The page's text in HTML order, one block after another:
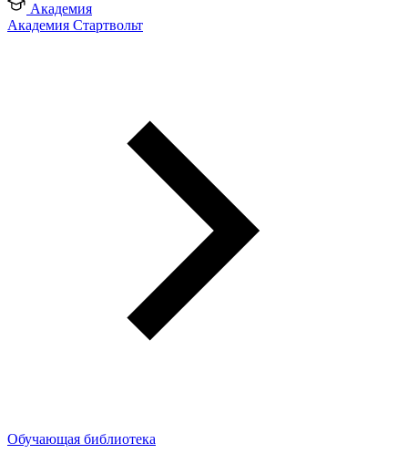
Академия
Академия Стартвольт
Обучающая библиотека